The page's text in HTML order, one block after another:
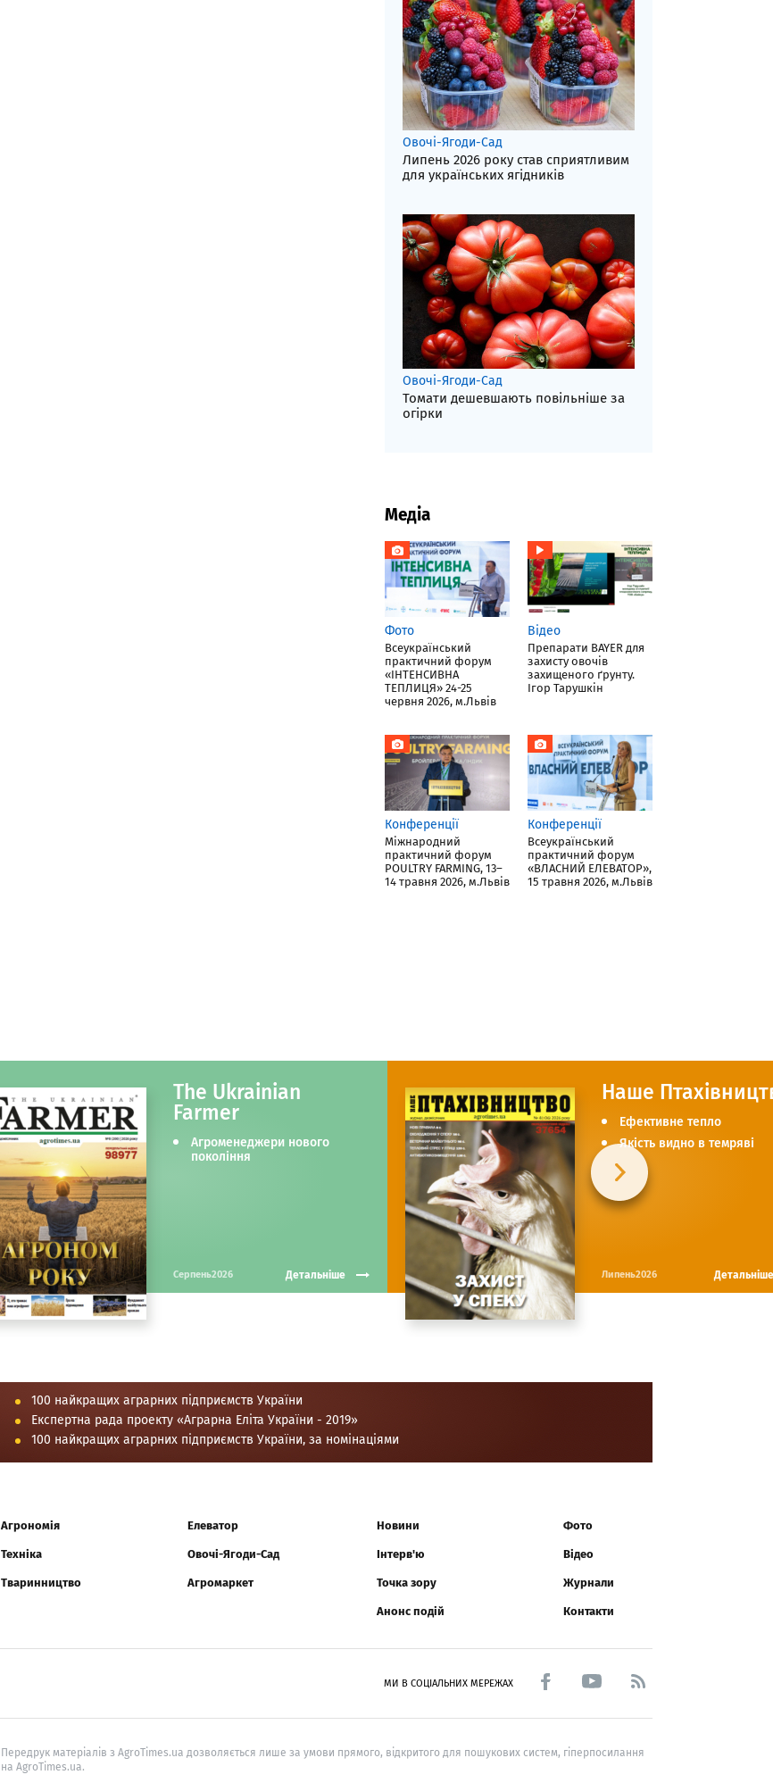
Овочі-Ягоди-Сад
Липень 2026 року став сприятливим
для українських ягідників
Овочі-Ягоди-Сад
Томати дешевшають повільніше за
огірки
Медіа
Фото
Всеукраїнський
практичний форум
«ІНТЕНСИВНА
ТЕПЛИЦЯ» 24-25
червня 2026, м.Львів
Відео
Препарати BAYER для
захисту овочів
захищеного ґрунту.
Ігор Тарушкін
Конференції
Міжнародний
практичний форум
POULTRY FARMING, 13–
14 травня 2026, м.Львів
Конференції
Всеукраїнський
практичний форум
«ВЛАСНИЙ ЕЛЕВАТОР»,
15 травня 2026, м.Львів
The Ukrainian
Farmer
Агроменеджери нового
покоління
Серпень2026 Детальніше
Наше
Ефективне тепло
Якість видно в темряві
Липень2026 Детальніше
100 найкращих аграрних підприємств України
Експертна рада проекту «Аграрна Еліта України - 2019»
100 найкращих аграрних підприємств України, за номінаціями
Агрономія
Техніка
Тваринництво
Елеватор
Овочі-Ягоди-Сад
Агромаркет
Новини
Інтерв'ю
Точка зору
Анонс подій
Фото
Відео
Журнали
Контакти
МИ В СОЦІАЛЬНИХ МЕРЕЖАХ
Передрук матеріалів з AgroTimes.ua дозволяється лише за умови прямого, відкритого для пошукових систем, гіперпосилання
на AgroTimes.ua.